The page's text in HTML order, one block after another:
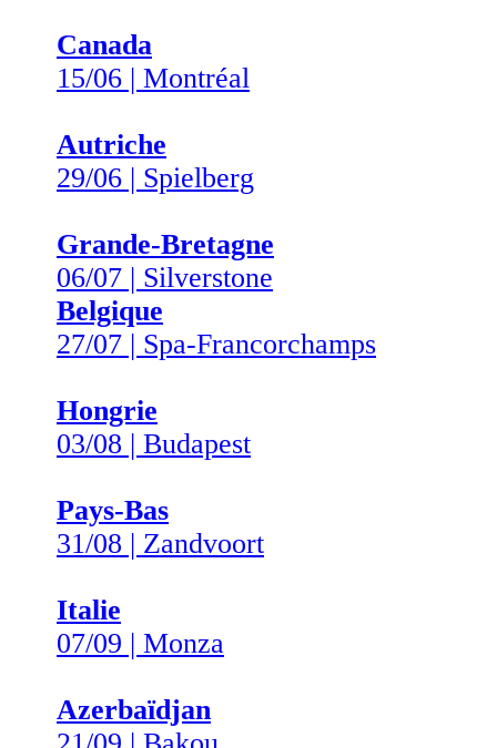
Canada
15/06 | Montréal
Autriche
29/06 | Spielberg
Grande-Bretagne
06/07 | Silverstone
Belgique
27/07 | Spa-Francorchamps
Hongrie
03/08 | Budapest
Pays-Bas
31/08 | Zandvoort
Italie
07/09 | Monza
Azerbaïdjan